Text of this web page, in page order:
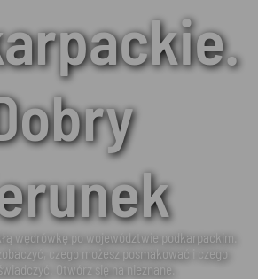
wędrówkę po województwie podkarpackim.
czego możesz posmakować i czego
Otwórz się na nieznane.